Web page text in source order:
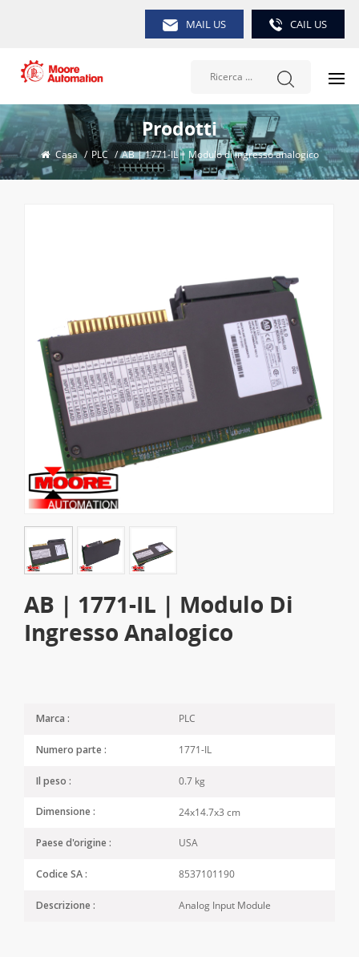
MAIL US CAIL US
Prodotti
Casa / PLC / AB | 1771-IL | Modulo di ingresso analogico
AB | 1771-IL | Modulo Di
Ingresso Analogico
Marca : PLC
Numero parte : 1771-IL
Il peso : 0.7 kg
Dimensione : 24x14.7x3 cm
Paese d'origine : USA
Codice SA : 8537101190
Descrizione : Analog Input Module